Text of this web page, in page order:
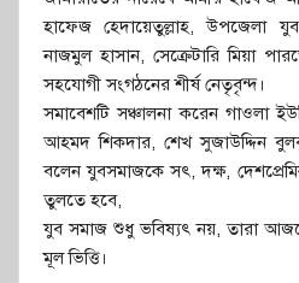
হাফেজ হেদায়েতুল্লাহ, উপজেলা
নাজমুল হাসান, সেক্রেটারি মিয়া
সহযোগী সংগঠনের শীর্ষ নেতৃবৃন্দ।
সমাবেশটি সঞ্চালনা করেন গাওলা
আহমদ শিকদার, শেখ সুজাউদ্দিন
বলেন যুবসমাজকে সৎ, দক্ষ,
তুলতে হবে,
যুব সমাজ শুধু ভবিষ্যৎ নয়, তারা
মূল ভিত্তি।